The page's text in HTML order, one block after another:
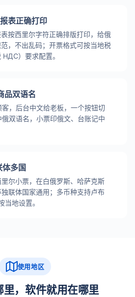
表正确打印
按西里尔字符正确排版打印，给俄
，不出乱码；开票格式可按当地税
НДС）要求配置。
品双语名
，后台中文给老板，一个按钮切
双语名，小票印俄文、台账记中
多国
尔小票，在白俄罗斯、哈萨克斯
联体国家通用；多币种支持卢布
当地设置。
使用地区
里，软件就用在哪里